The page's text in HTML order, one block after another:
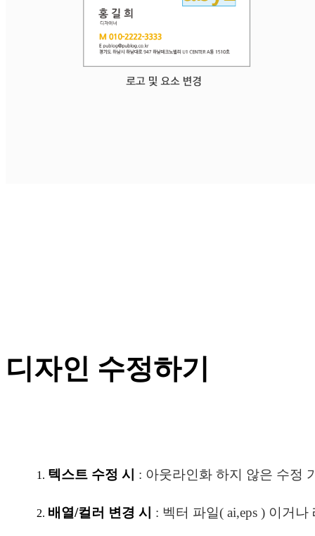
디자인 수정하기
텍스트 수정 시 : 아웃라인화 하지 않은 수정
배열/컬러 변경 시 : 벡터 파일( ai,eps ) 이거